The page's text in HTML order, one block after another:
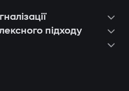
підходу